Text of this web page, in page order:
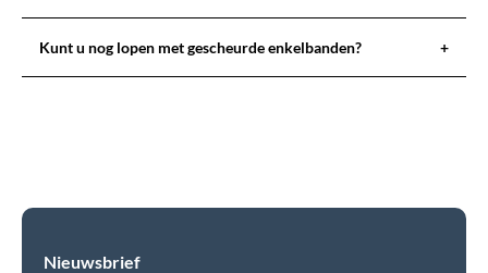
Kunt u nog lopen met gescheurde enkelbanden? +
Nieuwsbrief